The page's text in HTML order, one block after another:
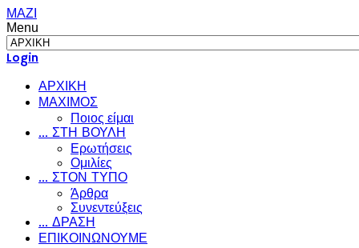
ΜΑΖΙ
Menu
Login
ΑΡΧΙΚΗ
ΜΑΧΙΜΟΣ
Ποιος είμαι
... ΣΤΗ ΒΟΥΛΗ
Ερωτήσεις
Ομιλίες
... ΣΤΟΝ ΤΥΠΟ
Άρθρα
Συνεντεύξεις
... ΔΡΑΣΗ
ΕΠΙΚΟΙΝΩΝΟΥΜΕ